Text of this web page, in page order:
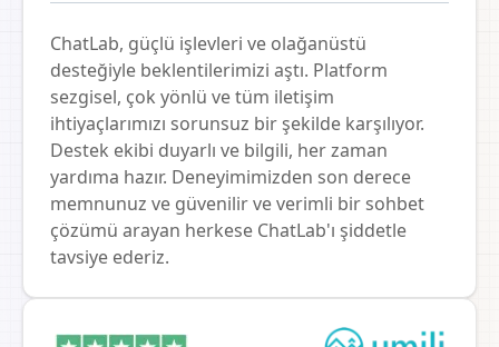
ChatLab, güçlü işlevleri ve olağanüstü
desteğiyle beklentilerimizi aştı. Platform
sezgisel, çok yönlü ve tüm iletişim
ihtiyaçlarımızı sorunsuz bir şekilde karşılıyor.
Destek ekibi duyarlı ve bilgili, her zaman
yardıma hazır. Deneyimimizden son derece
memnunuz ve güvenilir ve verimli bir sohbet
çözümü arayan herkese ChatLab'ı şiddetle
tavsiye ederiz.